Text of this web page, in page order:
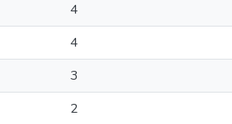
4
4
3
2